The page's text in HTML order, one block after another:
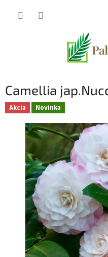
Camellia
Akcia Novinka